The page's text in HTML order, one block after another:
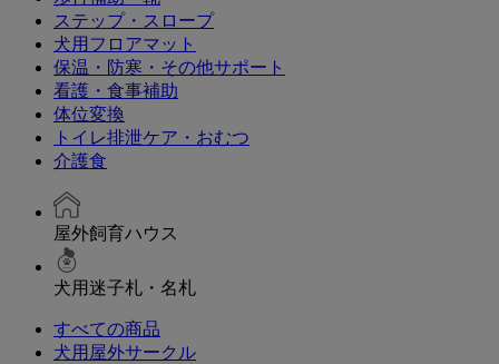
ステップ・スロープ
犬用フロアマット
保温・防寒・その他サポート
看護・食事補助
体位変換
トイレ排泄ケア・おむつ
介護食
屋外飼育ハウス
犬用迷子札・名札
すべての商品
犬用屋外サークル